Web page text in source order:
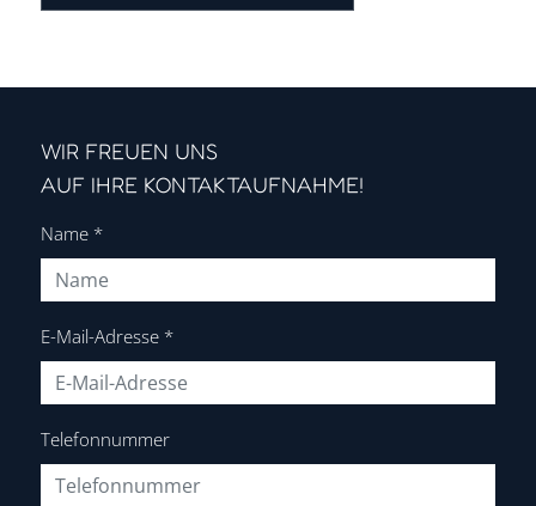
Steuer- und Rechtsberatung
WIR FREUEN UNS
AUF IHRE KONTAKTAUFNAHME!
Name *
E-Mail-Adresse *
Telefonnummer